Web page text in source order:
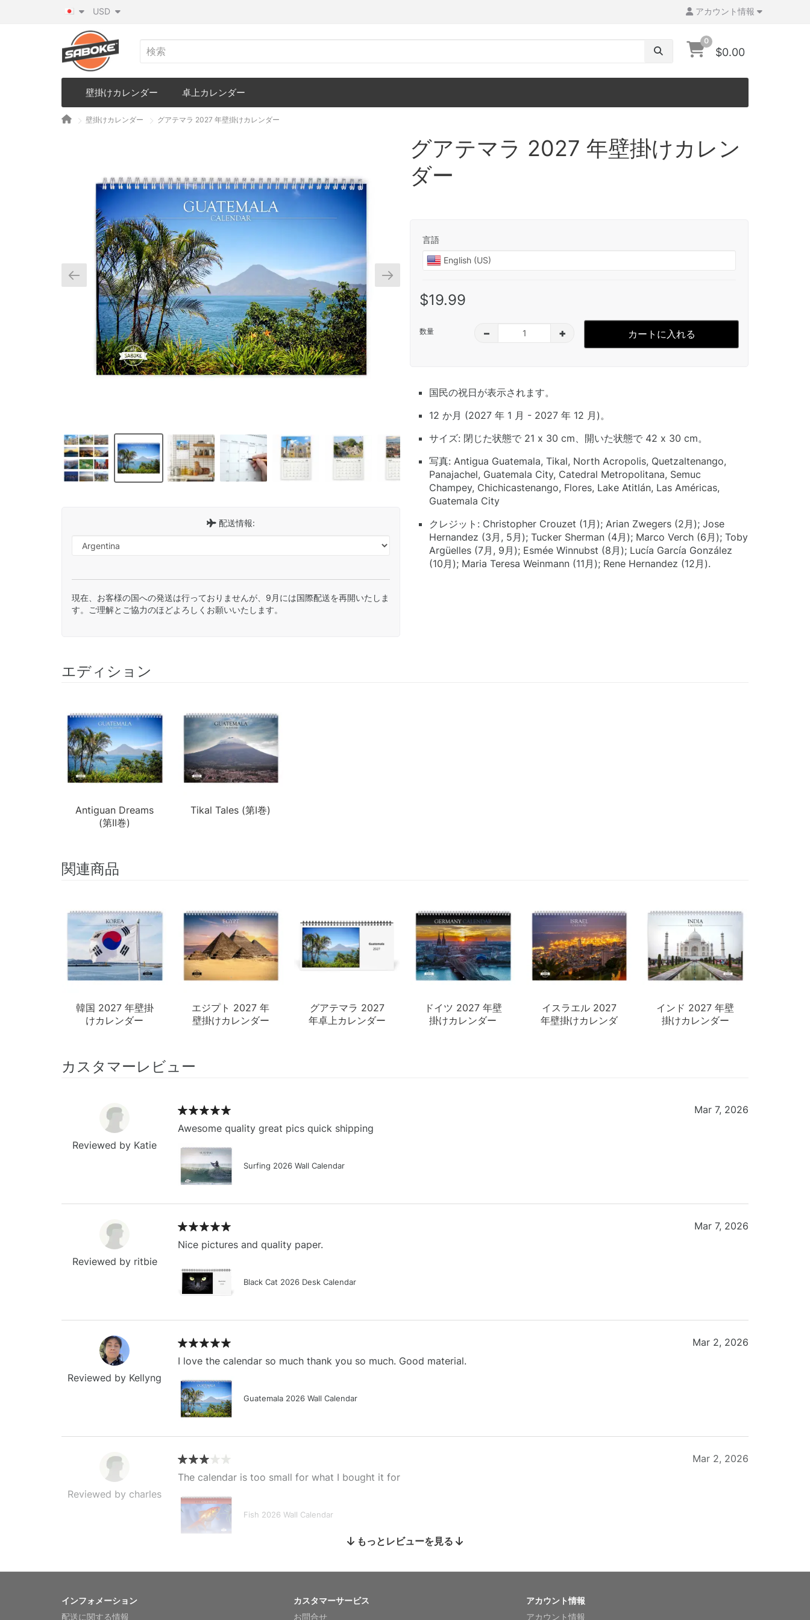
アカウント情報
USD
0
$0.00
壁掛けカレンダー 卓上カレンダー
壁掛けカレンダー グアテマラ 2027 年壁掛けカレンダー
配送情報:
現在、お客様の国への発送は行っておりませんが、9月には国際配送を再開いたしま
す。ご理解とご協力のほどよろしくお願いいたします。
グアテマラ 2027 年壁掛けカレン
ダー
言語
$19.99
数量 – + カートに入れる
国民の祝日が表示されます。
12 か月 (2027 年 1 月 - 2027 年 12 月)。
サイズ: 閉じた状態で 21 x 30 cm、開いた状態で 42 x 30 cm。
写真: Antigua Guatemala, Tikal, North Acropolis, Quetzaltenango,
Panajachel, Guatemala City, Catedral Metropolitana, Semuc
Champey, Chichicastenango, Flores, Lake Atitlán, Las Américas,
Guatemala City
クレジット: Christopher Crouzet (1月); Arian Zwegers (2月); Jose
Hernandez (3月, 5月); Tucker Sherman (4月); Marco Verch (6月); Toby
Argüelles (7月, 9月); Esmée Winnubst (8月); Lucía García González
(10月); Maria Teresa Weinmann (11月); Rene Hernandez (12月).
エディション
Antiguan Dreams
(第II巻)
Tikal Tales (第I巻)
関連商品
韓国 2027 年壁掛
けカレンダー
エジプト 2027 年
壁掛けカレンダー
グアテマラ 2027
年卓上カレンダー
ドイツ 2027 年壁
掛けカレンダー
イスラエル 2027
年壁掛けカレンダ
インド 2027 年壁
掛けカレンダー
カスタマーレビュー
Reviewed by Katie
Awesome quality great pics quick shipping
Surfing 2026 Wall Calendar
Mar 7, 2026
Reviewed by ritbie
Nice pictures and quality paper.
Black Cat 2026 Desk Calendar
Mar 7, 2026
Reviewed by Kellyng
I love the calendar so much thank you so much. Good material.
Guatemala 2026 Wall Calendar
Mar 2, 2026
Reviewed by charles
The calendar is too small for what I bought it for
Fish 2026 Wall Calendar
Mar 2, 2026
Reviewed by Anne
Feb 20, 2026
もっとレビューを見る
インフォメーション
配送に関する情報
カスタマーサービス
お問合せ
アカウント情報
アカウント情報